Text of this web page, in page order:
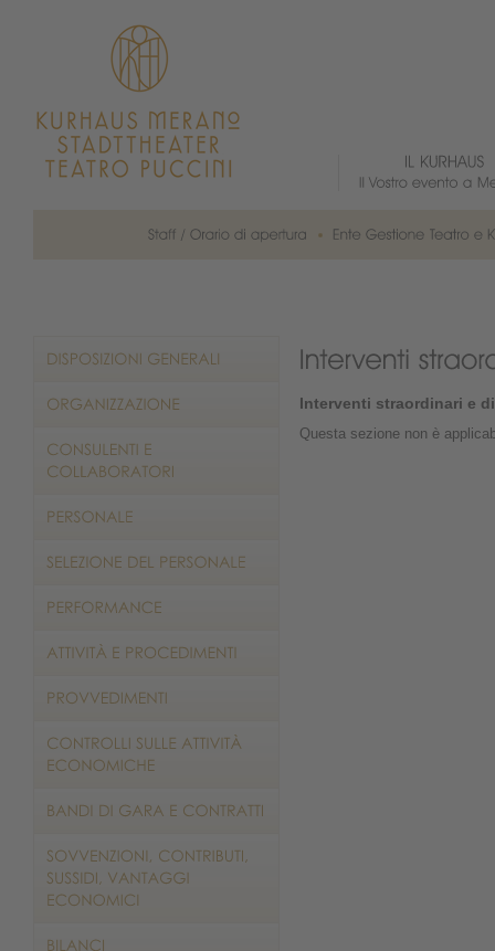
Interventi straordinari e
Questa sezione non è